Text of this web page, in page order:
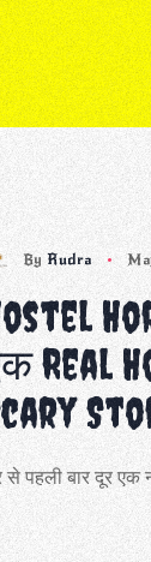
ByRudra
Real
से पहली बार दूर एक